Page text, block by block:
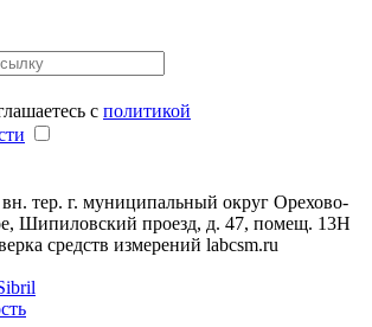
с политикой
тер. г. муниципальный округ Орехово-
Шипиловский проезд, д. 47, помещ. 13Н
средств измерений labcsm.ru